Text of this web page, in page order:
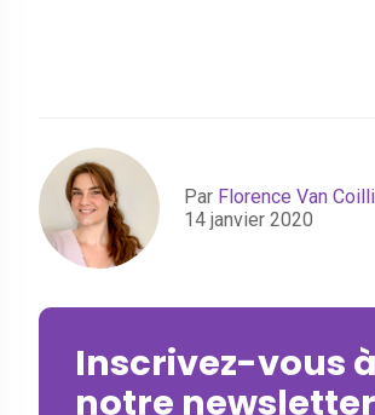
Par Florence Van
14 janvier 2020
Inscrivez-vous à
notre newsletter